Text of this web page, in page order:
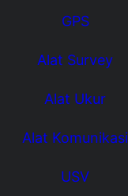
GPS
Alat Survey
Alat Ukur
Alat Komunikasi
USV